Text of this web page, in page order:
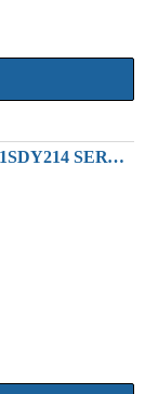
REPARATUR YASKAWA CACR-SR15SZ1SDY214 SERVOPACK 1.5KW 2.01HP 230VAC